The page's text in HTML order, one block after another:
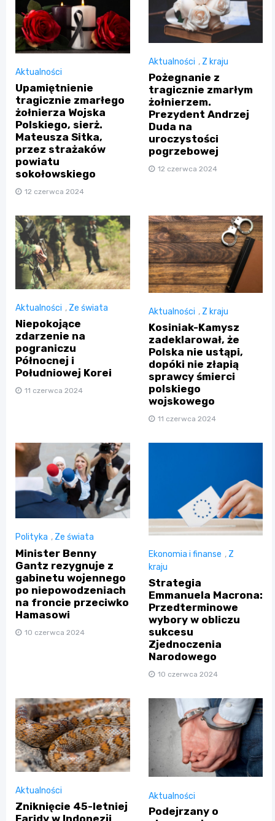
Aktualności
Upamiętnienie
tragicznie zmarłego
żołnierza Wojska
Polskiego, sierż.
Mateusza Sitka,
przez strażaków
powiatu
sokołowskiego
12 czerwca 2024
Aktualności , Z kraju
Pożegnanie z
tragicznie zmarłym
żołnierzem.
Prezydent Andrzej
Duda na
uroczystości
pogrzebowej
12 czerwca 2024
Aktualności , Ze świata
Niepokojące
zdarzenie na
pograniczu
Północnej i
Południowej Korei
11 czerwca 2024
Aktualności , Z kraju
Kosiniak-Kamysz
zadeklarował, że
Polska nie ustąpi,
dopóki nie złapią
sprawcy śmierci
polskiego
wojskowego
11 czerwca 2024
Polityka , Ze świata
Minister Benny
Gantz rezygnuje z
gabinetu wojennego
po niepowodzeniach
na froncie przeciwko
Hamasowi
10 czerwca 2024
Ekonomia i finanse , Z
kraju
Strategia
Emmanuela Macrona:
Przedterminowe
wybory w obliczu
sukcesu
Zjednoczenia
Narodowego
10 czerwca 2024
Aktualności
Zniknięcie 45-letniej
Aktualności
Podejrzany o